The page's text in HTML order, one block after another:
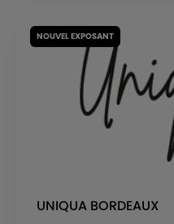
NOUVEL EXPOSANT
UNIQUA BORDEAUX